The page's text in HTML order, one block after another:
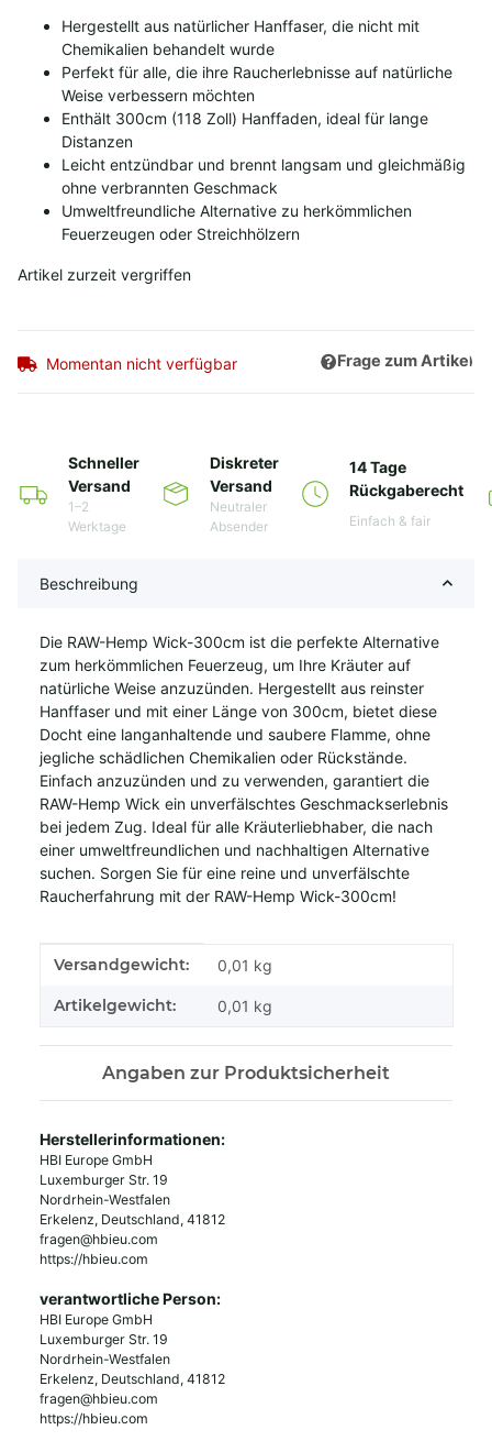
Hergestellt aus natürlicher Hanffaser, die nicht mit
Chemikalien behandelt wurde
Perfekt für alle, die ihre Raucherlebnisse auf natürliche
Weise verbessern möchten
Enthält 300cm (118 Zoll) Hanffaden, ideal für lange
Distanzen
Leicht entzündbar und brennt langsam und gleichmäßig
ohne verbrannten Geschmack
Umweltfreundliche Alternative zu herkömmlichen
Feuerzeugen oder Streichhölzern
Artikel zurzeit vergriffen
Momentan nicht verfügbar Frage zum Artikel
Schneller
Versand
1–2
Werktage
Diskreter
Versand
Neutraler
Absender
14 Tage
Rückgaberecht
Einfach & fair
Beschreibung
Die RAW-Hemp Wick-300cm ist die perfekte Alternative
zum herkömmlichen Feuerzeug, um Ihre Kräuter auf
natürliche Weise anzuzünden. Hergestellt aus reinster
Hanffaser und mit einer Länge von 300cm, bietet diese
Docht eine langanhaltende und saubere Flamme, ohne
jegliche schädlichen Chemikalien oder Rückstände.
Einfach anzuzünden und zu verwenden, garantiert die
RAW-Hemp Wick ein unverfälschtes Geschmackserlebnis
bei jedem Zug. Ideal für alle Kräuterliebhaber, die nach
einer umweltfreundlichen und nachhaltigen Alternative
suchen. Sorgen Sie für eine reine und unverfälschte
Raucherfahrung mit der RAW-Hemp Wick-300cm!
Produkteigenschaft
Wert
Versandgewicht: 0,01 kg
Artikelgewicht: 0,01 kg
Angaben zur Produktsicherheit
Herstellerinformationen:
HBI Europe GmbH
Luxemburger Str. 19
Nordrhein-Westfalen
Erkelenz, Deutschland, 41812
fragen@hbieu.com
https://hbieu.com
verantwortliche Person:
HBI Europe GmbH
Luxemburger Str. 19
Nordrhein-Westfalen
Erkelenz, Deutschland, 41812
fragen@hbieu.com
https://hbieu.com